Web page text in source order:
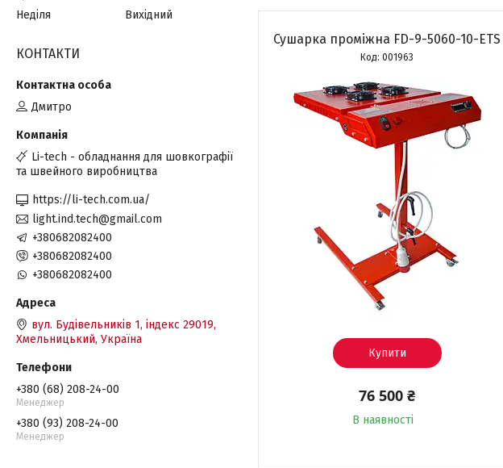
Сушарка проміжна FD-9-5060-10-ETS
001963
Купити
76 500 ₴
В наявності
Неділя
Вихідний
КОНТАКТИ
Дмитро
Li-tech - обладнання для шовкографії
та швейного виробництва
https://li-tech.com.ua/
light.ind.tech@gmail.com
+380682082400
+380682082400
+380682082400
вул. Будівельників 1, індекс 29019,
Хмельницький, Україна
+380 (68) 208-24-00
Менеджер
+380 (93) 208-24-00
Менеджер